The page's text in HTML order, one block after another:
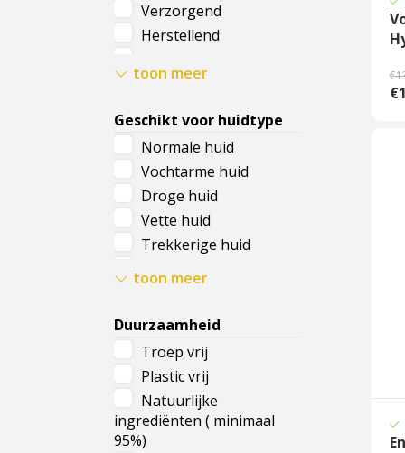
Verzorgend
Herstellend
Kalmerend
Met SPF
Tegen huidverslapping
Tegen puistjes
Vermoeide ooghuid
Gezwollen oogleden
toon meer
Geschikt voor huidtype
Normale huid
Vochtarme huid
Droge huid
Vette huid
Trekkerige huid
Gevoelige huid
Vermoeide huid
Stralende huid
Doffe huid
Ieder huidtype
toon meer
Duurzaamheid
Troep vrij
Plastic vrij
Natuurlijke
ingrediënten ( minimaal
95%)